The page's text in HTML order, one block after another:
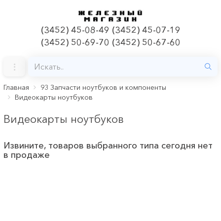
(3452) 45-08-49 (3452) 45-07-19
(3452) 50-69-70 (3452) 50-67-60
Главная
93 Запчасти ноутбуков и компоненты
Видеокарты ноутбуков
Видеокарты ноутбуков
Извините, товаров выбранного типа сегодня нет
в продаже